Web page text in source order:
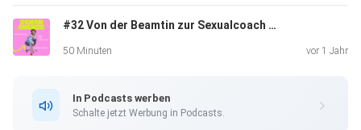
Was passiert emotional und mental in solchen Sessions?
Welche Fantasien, Sehnsüchte und inneren Bedürfnisse
#32 Von der Beamtin zur Sexualcoach - Meine Reise zu mir (Teil 2)
50 Minuten vor 1 Jahr
In Podcasts werben
Schalte jetzt Werbung in Podcasts.